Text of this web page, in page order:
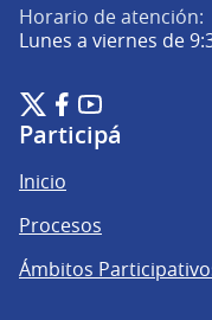
Horario de atención:
Lunes a viernes de
Plataforma de
(Enlace externo)
Plataforma de
(Enlace externo)
Plataforma de
(Enlace externo)
Participá
Inicio
Procesos
Ámbitos